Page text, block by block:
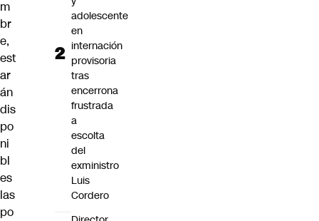
m
br
e,
est
ar
án
dis
po
ni
bl
es
las
po
adolescente
en
internación
provisoria
tras
encerrona
frustrada
a
escolta
del
exministro
Luis
Cordero